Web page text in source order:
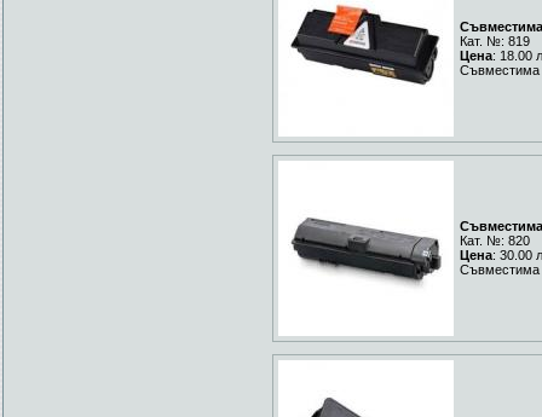
Съвместима
Кат. №: 819
Цена: 18.00
Съвместима
Съвместима
Кат. №: 820
Цена: 30.00
Съвместима